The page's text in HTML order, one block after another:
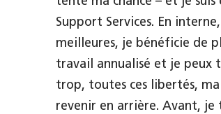
Support Services. En
meilleures, je bénéficie de
travail annualisé et je peux
trop, toutes ces libertés,
revenir en arrière. Avant, je